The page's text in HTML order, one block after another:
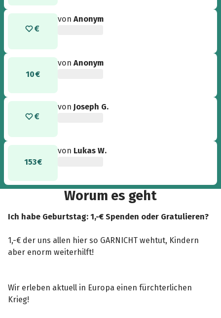
vonAnonym
10 €
vonAnonym
von Joseph G.
153 €
von Lukas W.
Worum es geht
Ich habe Geburtstag: 1,-€ Spenden oder Gratulieren?
1,-€ der uns allen hier so GARNICHT wehtut, Kindern
aber enorm weiterhilft!
Wir erleben aktuell in Europa einen fürchterlichen
Krieg!